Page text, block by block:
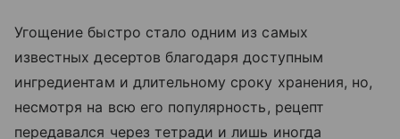
Угощение быстро стало одним из самых
известных десертов благодаря доступным
ингредиентам и длительному сроку хранения, но,
несмотря на всю его популярность, рецепт
передавался через тетради и лишь иногда